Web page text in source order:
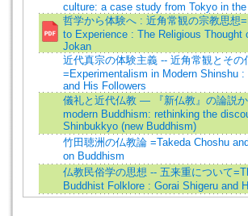
culture: a case study from Tokyo in
哲学から体験へ : 近角常観の宗教思想
to Experience : The Religious Thought
Jokan
近代真宗の体験主義 -- 近角常観とその
=Experimentalism in Modern Shinshu
and His Followers
儀礼と近代仏教 ― 『新仏教』の論説
modern Buddhism: rethinking the
Shinbukkyo (new Buddhism)
竹田聴洲の仏教論 =Takeda Choshu
on Buddhism
仏教民俗学の思想 -- 五来重について
Buddhist Folklore : Gorai Shigeru and